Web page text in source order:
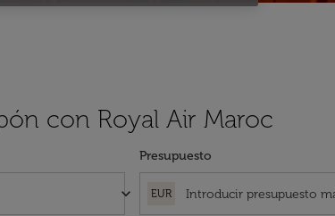
con Royal Air Maroc
keyboard_arrow_down
Presupuesto
EUR